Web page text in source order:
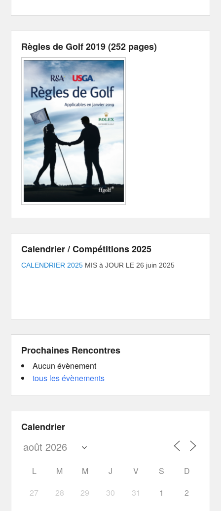
Règles de Golf 2019 (252 pages)
Calendrier / Compétitions 2025
CALENDRIER 2025 MIS à JOUR LE 26 juin 2025
Prochaines Rencontres
Aucun évènement
tous les évènements
Calendrier
L M M J V S
D
27
28 29 30 31 1 2